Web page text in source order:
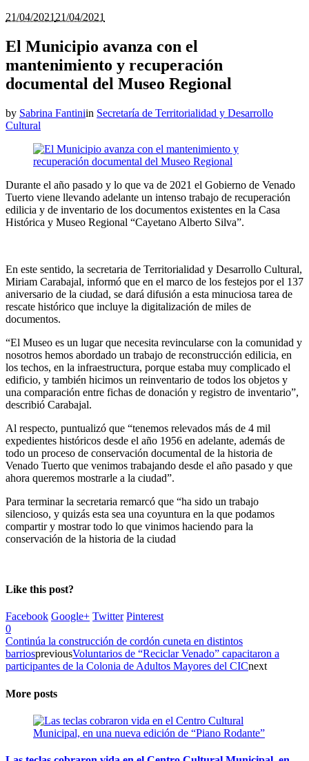
21/04/2021 21/04/2021
El Municipio avanza con el
mantenimiento y recuperación
documental del Museo Regional
by Sabrina Fantiniin Secretaría de Territorialidad y Desarrollo
Cultural
Durante el año pasado y lo que va de 2021 el Gobierno de Venado
Tuerto viene llevando adelante un intenso trabajo de recuperación
edilicia y de inventario de los documentos existentes en la Casa
Histórica y Museo Regional “Cayetano Alberto Silva”.
En este sentido, la secretaria de Territorialidad y Desarrollo Cultural,
Miriam Carabajal, informó que en el marco de los festejos por el 137
aniversario de la ciudad, se dará difusión a esta minuciosa tarea de
rescate histórico que incluye la digitalización de miles de
documentos.
“El Museo es un lugar que necesita revincularse con la comunidad y
nosotros hemos abordado un trabajo de reconstrucción edilicia, en
los techos, en la infraestructura, porque estaba muy complicado el
edificio, y también hicimos un reinventario de todos los objetos y
una comparación entre fichas de donación y registro de inventario”,
describió Carabajal.
Al respecto, puntualizó que “tenemos relevados más de 4 mil
expedientes históricos desde el año 1956 en adelante, además de
todo un proceso de conservación documental de la historia de
Venado Tuerto que venimos trabajando desde el año pasado y que
ahora queremos mostrarle a la ciudad”.
Para terminar la secretaria remarcó que “ha sido un trabajo
silencioso, y quizás esta sea una coyuntura en la que podamos
compartir y mostrar todo lo que vinimos haciendo para la
conservación de la historia de la ciudad
Like this post?
Facebook Google+ Twitter Pinterest
0
Continúa la construcción de cordón cuneta en distintos
barriospreviousVoluntarios de “Reciclar Venado” capacitaron a
participantes de la Colonia de Adultos Mayores del CICnext
More posts